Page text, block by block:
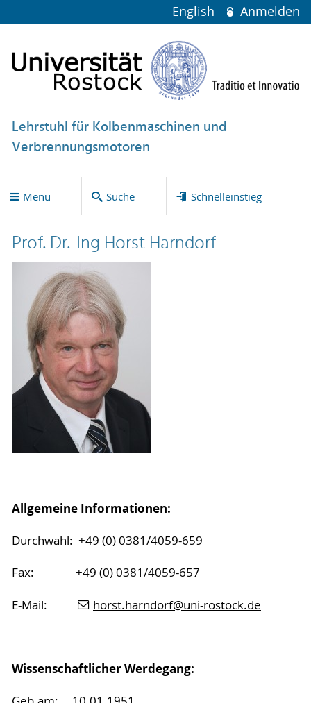
English Anmelden
Lehrstuhl für Kolbenmaschinen und
Verbrennungsmotoren
Menü Suche Schnelleinstieg
Prof. Dr.-Ing Horst Harndorf
Allgemeine Informationen:
Durchwahl: +49 (0) 0381/4059-659
Fax: +49 (0) 0381/4059-657
E-Mail: horst.harndorf@uni-rostock.de
Wissenschaftlicher Werdegang: